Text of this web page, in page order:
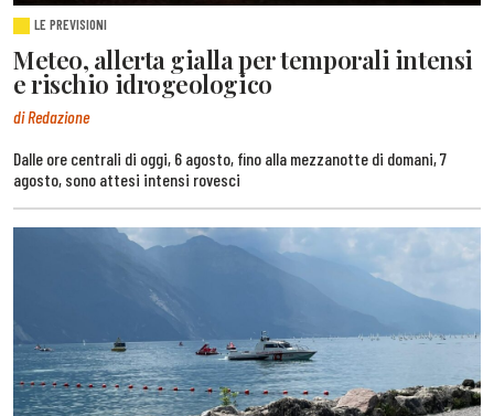
LE PREVISIONI
Meteo, allerta gialla per temporali intensi
e rischio idrogeologico
di Redazione
Dalle ore centrali di oggi, 6 agosto, fino alla mezzanotte di domani, 7
agosto, sono attesi intensi rovesci